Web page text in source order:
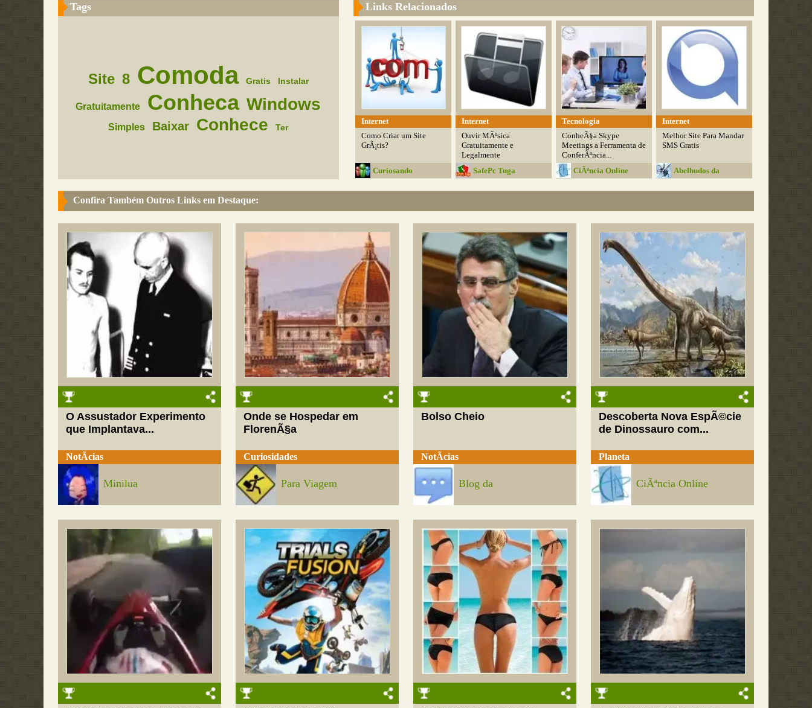
Tags
Site 8 Comoda Gratis Instalar
Gratuitamente Conheca Windows
Simples Baixar Conhece Ter
Links Relacionados
Internet
Como Criar um Site
GrÃ¡tis?
Curiosando
Internet
Ouvir MÃºsica
Gratuitamente e
Legalmente
SafePc Tuga
Tecnologia
ConheÃ§a Skype
Meetings a Ferramenta de
ConferÃªncia...
CiÃªncia Online
Internet
Melhor Site Para Mandar
SMS Gratis
Abelhudos da
Confira Também Outros Links em Destaque:
O Assustador Experimento
que Implantava...
NotÃ­cias
Minilua
Onde se Hospedar em
FlorenÃ§a
Curiosidades
Para Viagem
Bolso Cheio
NotÃ­cias
Blog da
Descoberta Nova EspÃ©cie
de Dinossauro com...
Planeta
CiÃªncia Online